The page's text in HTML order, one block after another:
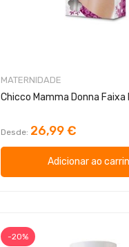
MATERNIDADE
Chicco Mamma Donna Faixa
Desde 26,99 €
Adicionar ao
-20%